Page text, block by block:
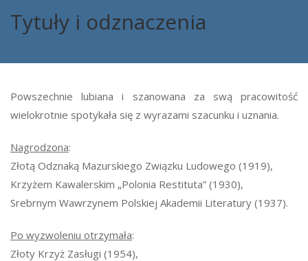
Tytuły i odznaczenia
Powszechnie lubiana i szanowana za swą pracowitość
wielokrotnie spotykała się z wyrazami szacunku i uznania.
Nagrodzona:
Złotą Odznaką Mazurskiego Związku Ludowego (1919),
Krzyżem Kawalerskim „Polonia Restituta” (1930),
Srebrnym Wawrzynem Polskiej Akademii Literatury (1937).
Po wyzwoleniu otrzymała:
Złoty Krzyż Zasługi (1954),